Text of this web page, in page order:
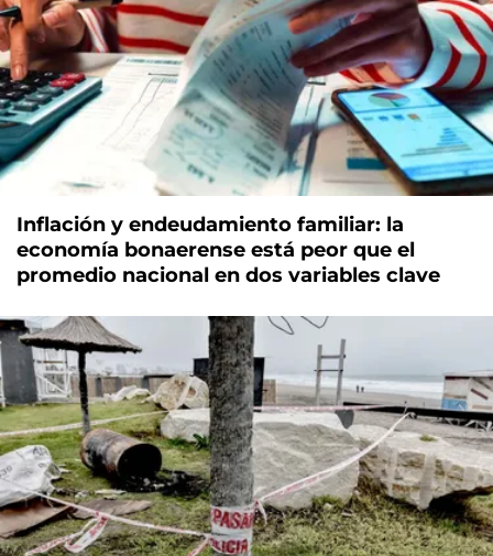
Inflación y endeudamiento familiar: la
economía bonaerense está peor que el
promedio nacional en dos variables clave